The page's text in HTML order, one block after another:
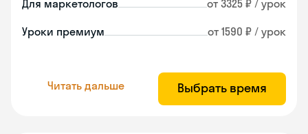
Для маркетологов от 3325 ₽ / урок
Уроки премиум от 1590 ₽ / урок
Читать дальше Выбрать время